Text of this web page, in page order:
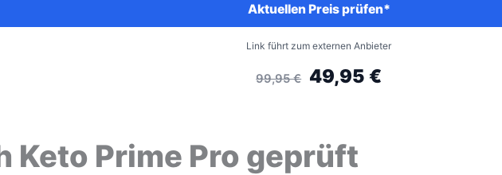
99,95€ 49,95 €
Aktuellen Preis prüfen*
Link führt zum externen Anbieter
Keto Prime Pro geprüft